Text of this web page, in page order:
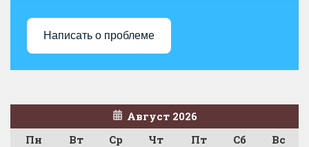
Написать о проблеме
Август 2026
Пн
Вт Ср Чт Пт Сб
Вс